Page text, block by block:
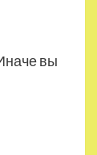
вы